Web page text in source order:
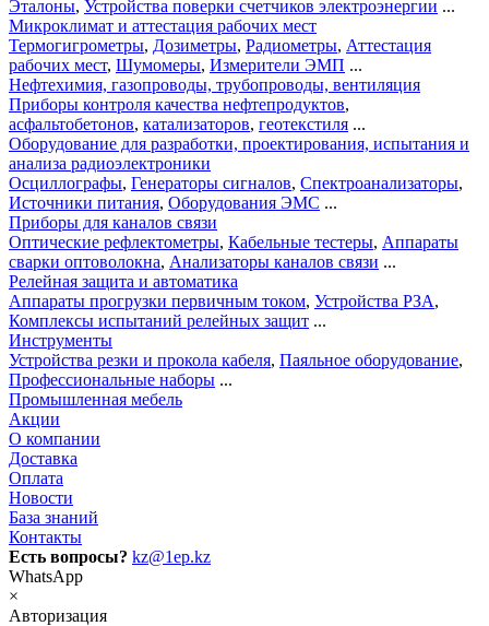
Эталоны, Устройства поверки счетчиков электроэнергии ...
Микроклимат и аттестация рабочих мест
Термогигрометры, Дозиметры, Радиометры, Аттестация
рабочих мест, Шумомеры, Измерители ЭМП ...
Нефтехимия, газопроводы, трубопроводы, вентиляция
Приборы контроля качества нефтепродуктов,
асфальтобетонов, катализаторов, геотекстиля ...
Оборудование для разработки, проектирования, испытания и
анализа радиоэлектроники
Осциллографы, Генераторы сигналов, Спектроанализаторы,
Источники питания, Оборудования ЭМС ...
Приборы для каналов связи
Оптические рефлектометры, Кабельные тестеры, Аппараты
сварки оптоволокна, Анализаторы каналов связи ...
Релейная защита и автоматика
Аппараты прогрузки первичным током, Устройства РЗА,
Комплексы испытаний релейных защит ...
Инструменты
Устройства резки и прокола кабеля, Паяльное оборудование,
Профессиональные наборы ...
Промышленная мебель
Акции
О компании
Доставка
Оплата
Новости
База знаний
Контакты
Есть вопросы? kz@1ep.kz
WhatsApp
×
Авторизация